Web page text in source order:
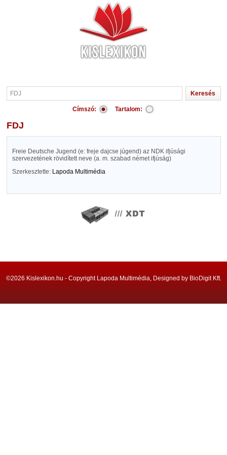
Címszó: Tartalom:
FDJ
Freie Deutsche Jugend (e: freje dajcse júgend) az NDK ifjúsági
szervezetének rövidített neve (a. m. szabad német ifjúság)
Szerkesztette: Lapoda Multimédia
©2026 Kislexikon.hu - Copyright Lapoda Multimédia, Designed by BioDigit Kft.